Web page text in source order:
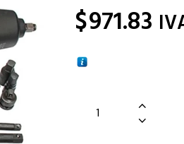
$971.83